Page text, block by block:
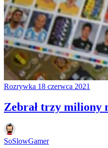
Rozrywka 18 czerwca 2021
Zebrał trzy miliony
SoSlowGamer